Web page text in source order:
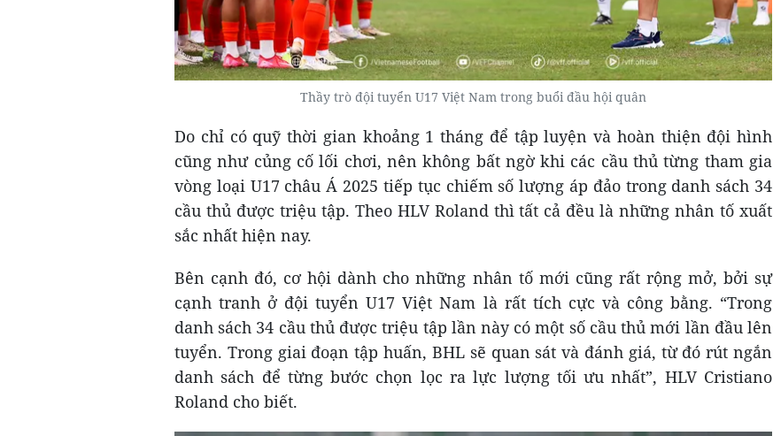
Thầy trò đội tuyển U17 Việt Nam trong buổi đầu hội quân
Do chỉ có quỹ thời gian khoảng 1 tháng để tập luyện và hoàn thiện đội hình
cũng như củng cố lối chơi, nên không bất ngờ khi các cầu thủ từng tham gia
vòng loại U17 châu Á 2025 tiếp tục chiếm số lượng áp đảo trong danh sách 34
cầu thủ được triệu tập. Theo HLV Roland thì tất cả đều là những nhân tố xuất
sắc nhất hiện nay.
Bên cạnh đó, cơ hội dành cho những nhân tố mới cũng rất rộng mở, bởi sự
cạnh tranh ở đội tuyển U17 Việt Nam là rất tích cực và công bằng. “Trong
danh sách 34 cầu thủ được triệu tập lần này có một số cầu thủ mới lần đầu lên
tuyển. Trong giai đoạn tập huấn, BHL sẽ quan sát và đánh giá, từ đó rút ngắn
danh sách để từng bước chọn lọc ra lực lượng tối ưu nhất”, HLV Cristiano
Roland cho biết.